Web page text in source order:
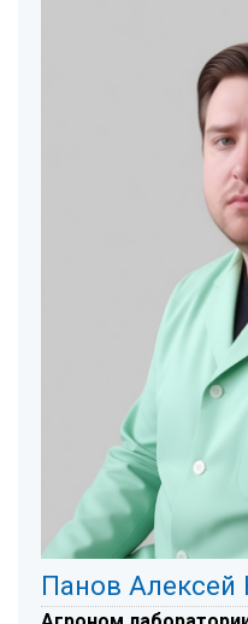
Панов Алексей